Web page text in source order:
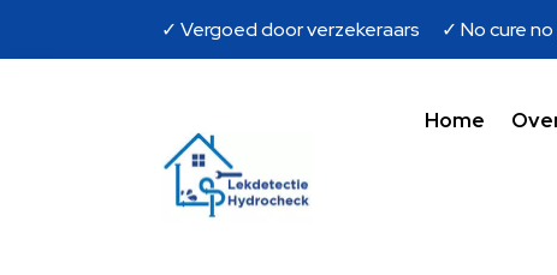
✓ Vergoed door verzekeraars ✓ No cure
Home